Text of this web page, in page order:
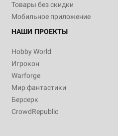
Товары без скидки
Мобильное приложение
НАШИ ПРОЕКТЫ
Hobby World
Игрокон
Warforge
Мир фантастики
Берсерк
CrowdRepublic